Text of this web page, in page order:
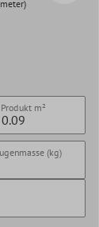
Produkt m²
(kg)